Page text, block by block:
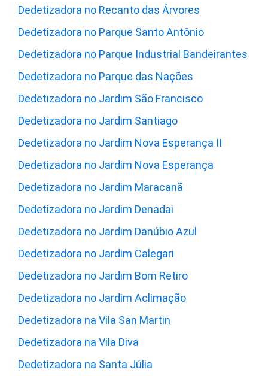
Dedetizadora no Recanto das Árvores
Dedetizadora no Parque Santo Antônio
Dedetizadora no Parque Industrial Bandeirantes
Dedetizadora no Parque das Nações
Dedetizadora no Jardim São Francisco
Dedetizadora no Jardim Santiago
Dedetizadora no Jardim Nova Esperança II
Dedetizadora no Jardim Nova Esperança
Dedetizadora no Jardim Maracanã
Dedetizadora no Jardim Denadai
Dedetizadora no Jardim Danúbio Azul
Dedetizadora no Jardim Calegari
Dedetizadora no Jardim Bom Retiro
Dedetizadora no Jardim Aclimação
Dedetizadora na Vila San Martin
Dedetizadora na Vila Diva
Dedetizadora na Santa Júlia